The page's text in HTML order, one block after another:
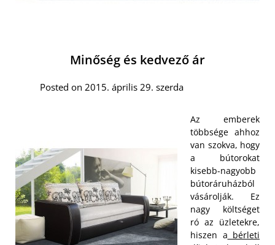
Minőség és kedvező ár
Posted on 2015. április 29. szerda
Az emberek
többsége ahhoz
van szokva, hogy
a bútorokat
kisebb-nagyobb
bútoráruházból
vásárolják. Ez
nagy költséget
ró az üzletekre,
hiszen a bérleti